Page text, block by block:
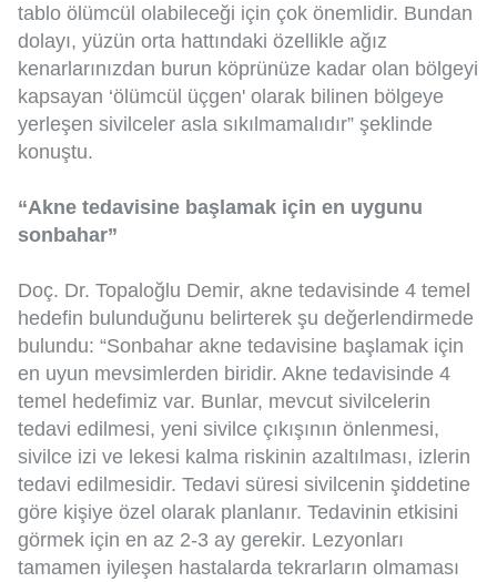
tablo ölümcül olabileceği için çok önemlidir. Bundan
dolayı, yüzün orta hattındaki özellikle ağız
kenarlarınızdan burun köprünüze kadar olan bölgeyi
kapsayan ‘ölümcül üçgen' olarak bilinen bölgeye
yerleşen sivilceler asla sıkılmamalıdır” şeklinde
konuştu.
“Akne tedavisine başlamak için en uygunu
sonbahar”
Doç. Dr. Topaloğlu Demir, akne tedavisinde 4 temel
hedefin bulunduğunu belirterek şu değerlendirmede
bulundu: “Sonbahar akne tedavisine başlamak için
en uyun mevsimlerden biridir. Akne tedavisinde 4
temel hedefimiz var. Bunlar, mevcut sivilcelerin
tedavi edilmesi, yeni sivilce çıkışının önlenmesi,
sivilce izi ve lekesi kalma riskinin azaltılması, izlerin
tedavi edilmesidir. Tedavi süresi sivilcenin şiddetine
göre kişiye özel olarak planlanır. Tedavinin etkisini
görmek için en az 2-3 ay gerekir. Lezyonları
tamamen iyileşen hastalarda tekrarların olmaması